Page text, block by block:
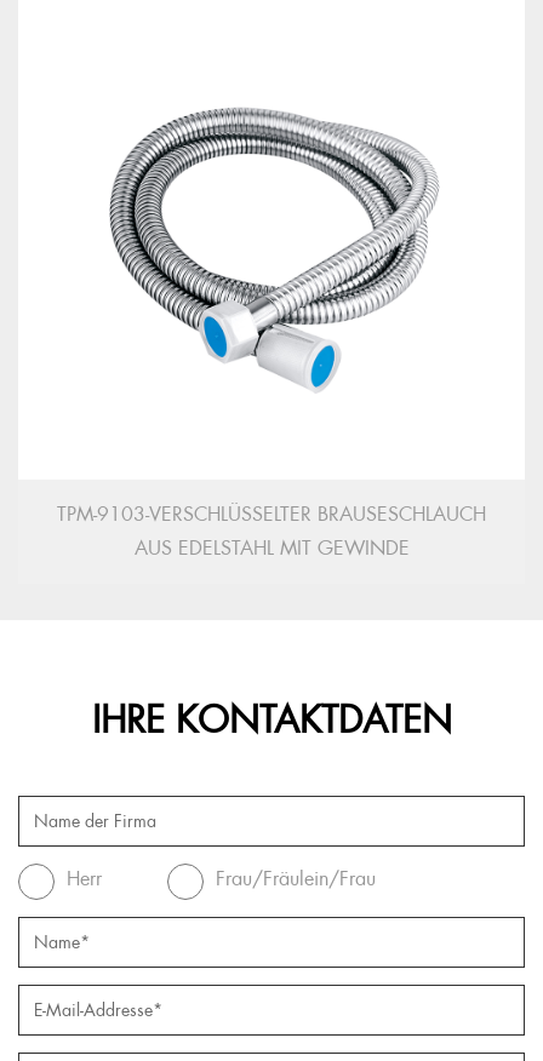
TPM-9103-VERSCHLÜSSELTER BRAUSESCHLAUCH
AUS EDELSTAHL MIT GEWINDE
IHRE KONTAKTDATEN
Herr Frau/Fräulein/Frau